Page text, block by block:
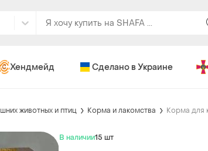
Хендмейд Сделано в Украине
животных и птиц Корма и лакомства Корма для
В наличии15 шт